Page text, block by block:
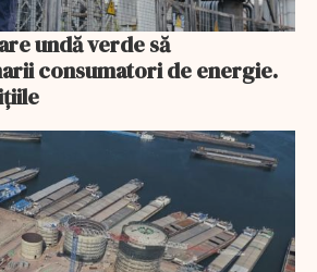
undă verde să
consumatori de energie.